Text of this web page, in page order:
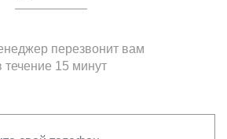
перезвонит вам
течение 15 минут